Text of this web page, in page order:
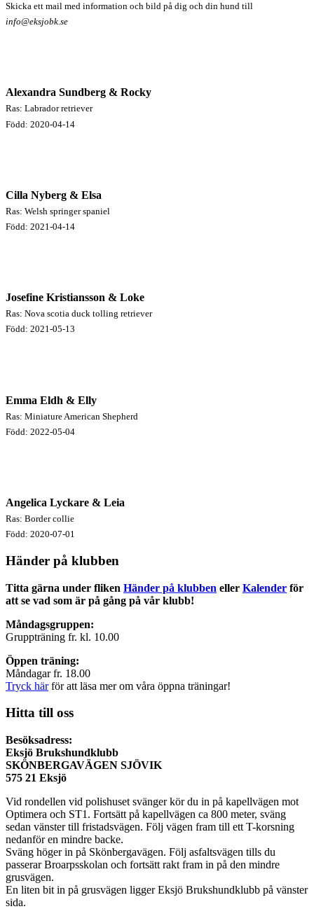
Skicka ett mail med information och bild på dig och din hund till
info@eksjobk.se
Alexandra Sundberg & Rocky
Ras: Labrador retriever
Född: 2020-04-14
Cilla Nyberg & Elsa
Ras: Welsh springer spaniel
Född: 2021-04-14
Josefine Kristiansson & Loke
Ras: Nova scotia duck tolling retriever
Född: 2021-05-13
Emma Eldh & Elly
Ras: Miniature American Shepherd
Född: 2022-05-04
Angelica Lyckare & Leia
Ras: Border collie
Född: 2020-07-01
Händer på klubben
Titta gärna under fliken Händer på klubben eller Kalender för
att se vad som är på gång på vår klubb!
Måndagsgruppen:
Gruppträning fr. kl. 10.00
Öppen träning:
Måndagar fr. 18.00
Tryck härför att läsa mer om våra öppna träningar!
Hitta till oss
Besöksadress:
Eksjö Brukshundklubb
SKÖNBERGAVÄGEN SJÖVIK
575 21 Eksjö
Vid rondellen vid polishuset svänger kör du in på kapellvägen mot
Optimera och ST1. Fortsätt på kapellvägen ca 800 meter, sväng
sedan vänster till fristadsvägen. Följ vägen fram till ett T-korsning
nedanför en mindre backe.
Sväng höger in på Skönbergavägen. Följ asfaltsvägen tills du
passerar Broarpsskolan och fortsätt rakt fram in på den mindre
grusvägen.
En liten bit in på grusvägen ligger Eksjö Brukshundklubb på vänster
sida.